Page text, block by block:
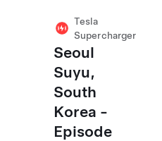
Tesla
Supercharger
Seoul
Suyu,
South
Korea -
Episode